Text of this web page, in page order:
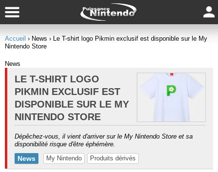
Accueil › News › Le T-shirt logo Pikmin exclusif est disponible sur le My
Nintendo Store
News
LE T-SHIRT LOGO
PIKMIN EXCLUSIF EST
DISPONIBLE SUR LE MY
NINTENDO STORE
Dépêchez-vous, il vient d'arriver sur le My Nintendo Store et sa
disponibilité risque d'être éphémère.
News My Nintendo Produits dérivés